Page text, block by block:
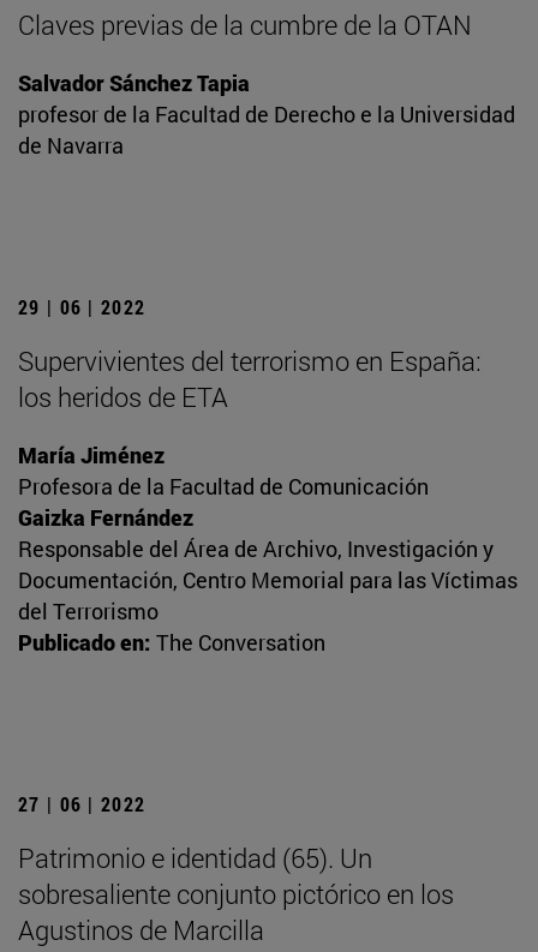
Claves previas de la cumbre de la OTAN
Salvador Sánchez Tapia
profesor de la Facultad de Derecho e la Universidad
de Navarra
29 | 06 | 2022
Supervivientes del terrorismo en España:
los heridos de ETA
María Jiménez
Profesora de la Facultad de Comunicación
Gaizka Fernández
Responsable del Área de Archivo, Investigación y
Documentación, Centro Memorial para las Víctimas
del Terrorismo
Publicado en: The Conversation
27 | 06 | 2022
Patrimonio e identidad (65). Un
sobresaliente conjunto pictórico en los
Agustinos de Marcilla